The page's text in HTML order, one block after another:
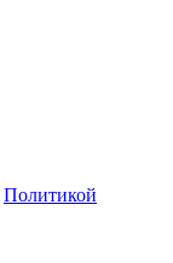
Политикой